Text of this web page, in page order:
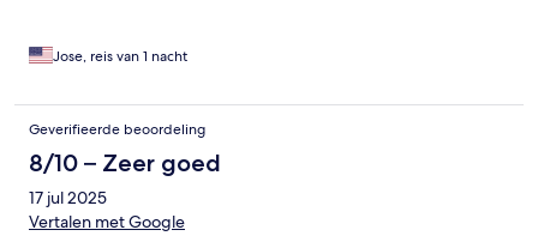
Jose, reis van 1 nacht
Geverifieerde beoordeling
8/10 – Zeer goed
17 jul 2025
Vertalen met Google